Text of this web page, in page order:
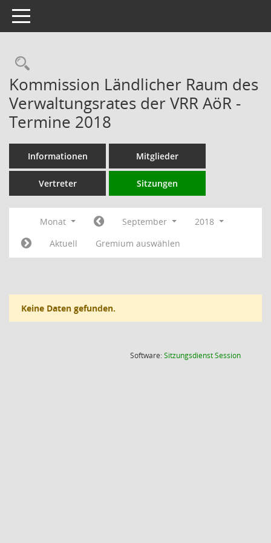
Toggle navigation
Rechercheauswahl
Kommission Ländlicher Raum des
Verwaltungsrates der VRR AöR -
Termine 2018
Informationen Mitglieder
Vertreter Sitzungen
Monat September
2018
Aktuell
Gremium auswählen
Keine Daten gefunden.
Software:SitzungsdienstSession(Wird in